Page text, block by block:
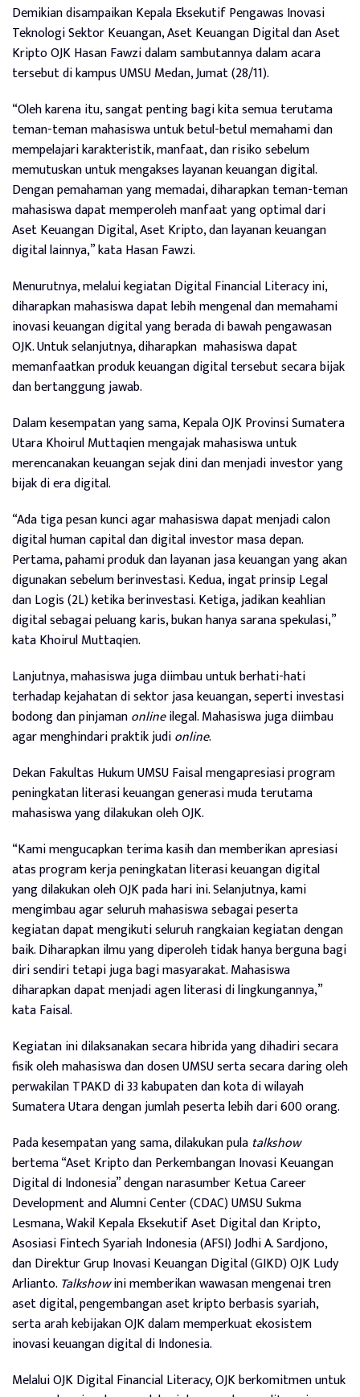
Demikian disampaikan Kepala Eksekutif Pengawas Inovasi
Teknologi Sektor Keuangan, Aset Keuangan Digital dan Aset
Kripto OJK Hasan Fawzi dalam sambutannya dalam acara
tersebut di kampus UMSU Medan, Jumat (28/11).
“Oleh karena itu, sangat penting bagi kita semua terutama
teman-teman mahasiswa untuk betul-betul memahami dan
mempelajari karakteristik, manfaat, dan risiko sebelum
memutuskan untuk mengakses layanan keuangan digital.
Dengan pemahaman yang memadai, diharapkan teman-teman
mahasiswa dapat memperoleh manfaat yang optimal dari
Aset Keuangan Digital, Aset Kripto, dan layanan keuangan
digital lainnya,” kata Hasan Fawzi.
Menurutnya, melalui kegiatan Digital Financial Literacy ini,
diharapkan mahasiswa dapat lebih mengenal dan memahami
inovasi keuangan digital yang berada di bawah pengawasan
OJK. Untuk selanjutnya, diharapkan mahasiswa dapat
memanfaatkan produk keuangan digital tersebut secara bijak
dan bertanggung jawab.
Dalam kesempatan yang sama, Kepala OJK Provinsi Sumatera
Utara Khoirul Muttaqien mengajak mahasiswa untuk
merencanakan keuangan sejak dini dan menjadi investor yang
bijak di era digital.
“Ada tiga pesan kunci agar mahasiswa dapat menjadi calon
digital human capital dan digital investor masa depan.
Pertama, pahami produk dan layanan jasa keuangan yang akan
digunakan sebelum berinvestasi. Kedua, ingat prinsip Legal
dan Logis (2L) ketika berinvestasi. Ketiga, jadikan keahlian
digital sebagai peluang karis, bukan hanya sarana spekulasi,”
kata Khoirul Muttaqien.
Lanjutnya, mahasiswa juga diimbau untuk berhati-hati
terhadap kejahatan di sektor jasa keuangan, seperti investasi
bodong dan pinjamanonlineilegal. Mahasiswa juga diimbau
agar menghindari praktik judionline.
Dekan Fakultas Hukum UMSU Faisal mengapresiasi program
peningkatan literasi keuangan generasi muda terutama
mahasiswa yang dilakukan oleh OJK.
“Kami mengucapkan terima kasih dan memberikan apresiasi
atas program kerja peningkatan literasi keuangan digital
yang dilakukan oleh OJK pada hari ini. Selanjutnya, kami
mengimbau agar seluruh mahasiswa sebagai peserta
kegiatan dapat mengikuti seluruh rangkaian kegiatan dengan
baik. Diharapkan ilmu yang diperoleh tidak hanya berguna bagi
diri sendiri tetapi juga bagi masyarakat. Mahasiswa
diharapkan dapat menjadi agen literasi di lingkungannya,”
kata Faisal.
Kegiatan ini dilaksanakan secara hibrida yang dihadiri secara
fisik oleh mahasiswa dan dosen UMSU serta secara daring oleh
perwakilan TPAKD di 33 kabupaten dan kota di wilayah
Sumatera Utara dengan jumlah peserta lebih dari 600 orang.
Pada kesempatan yang sama, dilakukan pulatalkshow
bertema “Aset Kripto dan Perkembangan Inovasi Keuangan
Digital di Indonesia” dengan narasumber Ketua Career
Development and Alumni Center (CDAC) UMSU Sukma
Lesmana, Wakil Kepala Eksekutif Aset Digital dan Kripto,
Asosiasi Fintech Syariah Indonesia (AFSI) Jodhi A. Sardjono,
dan Direktur Grup Inovasi Keuangan Digital (GIKD) OJK Ludy
Arlianto. Talkshowini memberikan wawasan mengenai tren
aset digital, pengembangan aset kripto berbasis syariah,
serta arah kebijakan OJK dalam memperkuat ekosistem
inovasi keuangan digital di Indonesia.
Melalui OJK Digital Financial Literacy, OJK berkomitmen untuk